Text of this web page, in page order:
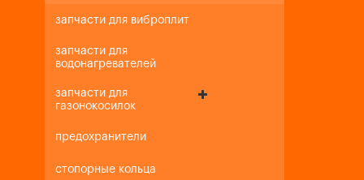
запчасти для виброплит
запчасти для
водонагревателей
запчасти для
газонокосилок
предохранители
стопорные кольца